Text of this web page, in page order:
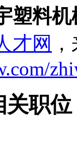
塑料
才网
关职位